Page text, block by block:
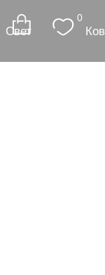
Ковры